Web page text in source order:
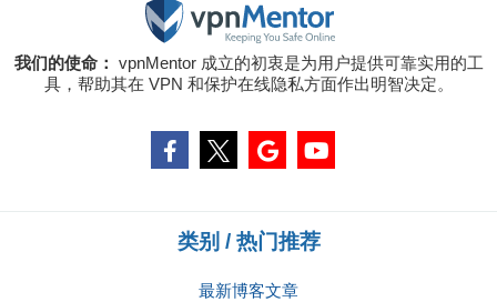
我们的使命： vpnMentor 成立的初衷是为用户提供可靠实用的工
具，帮助其在 VPN 和保护在线隐私方面作出明智决定。
类别 / 热门推荐
最新博客文章